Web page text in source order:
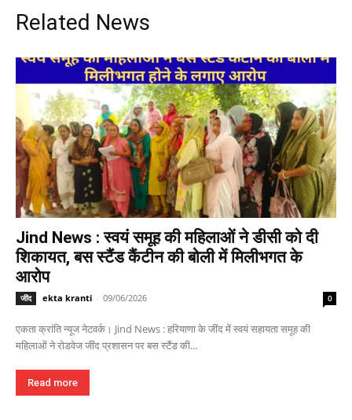
Related News
Jind News : स्वयं समूह की महिलाओं ने डीसी को दी
शिकायत, बस स्टैंड कैंटीन की बोली में मिलीभगत के
आरोप
जींद ekta kranti - 09/06/2026 0
एकता क्रांति न्यूज नेटवर्क। Jind News : हरियाणा के जींद में स्वयं सहायता समूह की
महिलाओं ने रोडवेज जींद प्रशासन पर बस स्टैंड की...
Read more